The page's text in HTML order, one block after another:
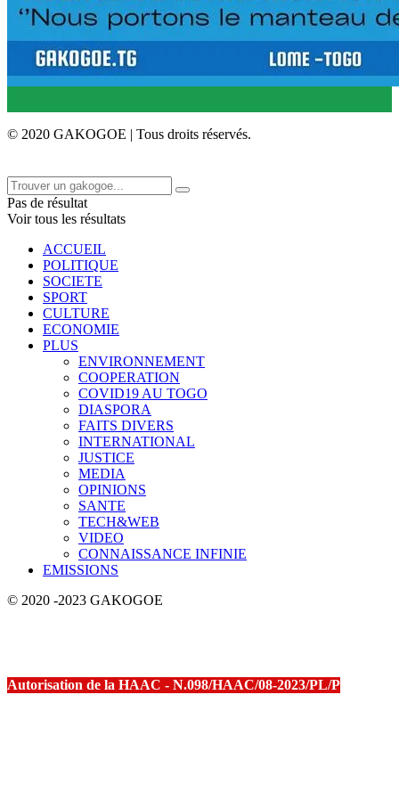
© 2020 GAKOGOE | Tous droits réservés.
Pas de résultat
Voir tous les résultats
ACCUEIL
POLITIQUE
SOCIETE
SPORT
CULTURE
ECONOMIE
PLUS
ENVIRONNEMENT
COOPERATION
COVID19 AU TOGO
DIASPORA
FAITS DIVERS
INTERNATIONAL
JUSTICE
MEDIA
OPINIONS
SANTE
TECH&WEB
VIDEO
CONNAISSANCE INFINIE
EMISSIONS
© 2020 -2023 GAKOGOE
Autorisation de la HAAC - N.098/HAAC/08-2023/PL/P